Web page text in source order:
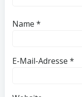
Name *
E-Mail-Adresse *